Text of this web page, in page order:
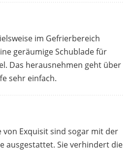
im Gefrierbereich
geräumige Schublade für
Das herausnehmen geht über
sehr einfach.
von Exquisit sind sogar mit der
ausgestattet. Sie verhindert die